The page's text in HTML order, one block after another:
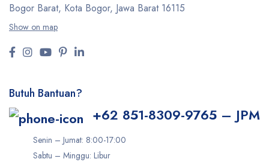
Bogor Barat, Kota Bogor, Jawa Barat 16115
Show on map
Butuh Bantuan?
+62 851-8309-9765 – JPM
Senin – Jumat: 8:00-17:00
Sabtu – Minggu: Libur